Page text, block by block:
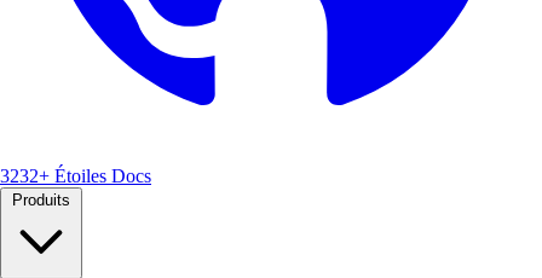
3232+ Étoiles Docs
Produits